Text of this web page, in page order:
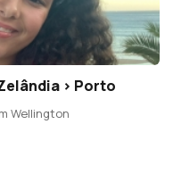
> Porto
Wellington